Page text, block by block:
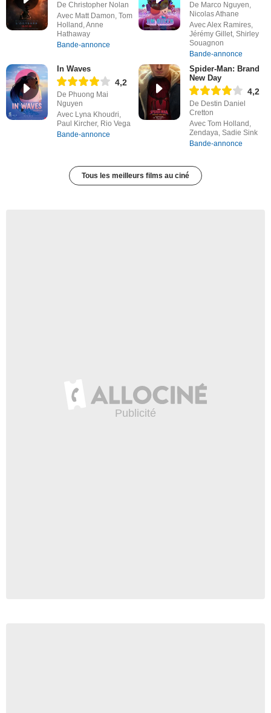
De Christopher Nolan
Avec Matt Damon, Tom
Holland, Anne
Hathaway
Bande-annonce
De Marco Nguyen,
Nicolas Athane
Avec Alex Ramires,
Jérémy Gillet, Shirley
Souagnon
Bande-annonce
In Waves
4,2
De Phuong Mai
Nguyen
Avec Lyna Khoudri,
Paul Kircher, Rio Vega
Bande-annonce
Spider-Man: Brand
New Day
4,2
De Destin Daniel
Cretton
Avec Tom Holland,
Zendaya, Sadie Sink
Bande-annonce
Tous les meilleurs films au ciné